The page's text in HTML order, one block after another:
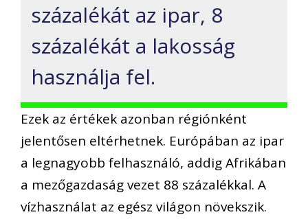
százalékát az ipar, 8
százalékát a lakosság
használja fel.
Ezek az értékek azonban régiónként
jelentősen eltérhetnek. Európában az ipar
a legnagyobb felhasználó, addig Afrikában
a mezőgazdaság vezet 88 százalékkal. A
vízhasználat az egész világon növekszik.